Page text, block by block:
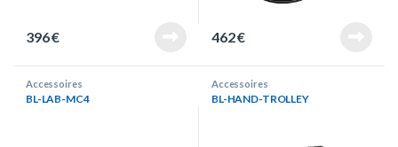
396€ 462€
Accessoires
BL-LAB-MC4
Accessoires
BL-HAND-TROLLEY